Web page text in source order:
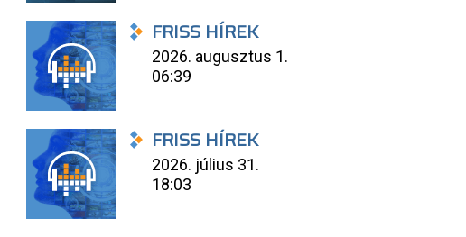
FRISS HÍREK
2026. augusztus 1.
06:39
FRISS HÍREK
2026. július 31.
18:03